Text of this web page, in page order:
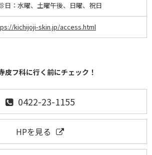
日： 水曜、土曜午後、日曜、祝日
kichijoji-skin.jp/access.html
皮フ科に行く前にチェック！
0422-23-1155
HPを見る